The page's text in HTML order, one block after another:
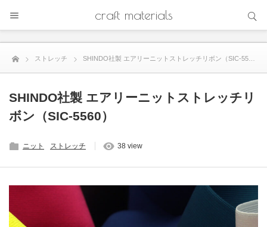
craft materials
ストレッチ SHINDO社製 エアリーニットストレッチリボン（SIC-5560）
SHINDO社製 エアリーニットストレッチリ
ボン（SIC-5560）
ニット ストレッチ 38 view